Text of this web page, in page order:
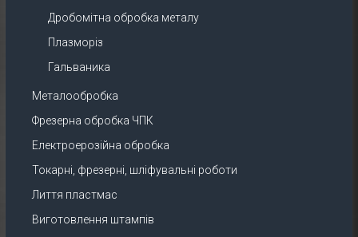
Дробомітна обробка металу
Плазморіз
Гальваника
Металообробка
Фрезерна обробка ЧПК
Електроерозійна обробка
Токарні, фрезерні, шліфувальні роботи
Лиття пластмас
Виготовлення штампів